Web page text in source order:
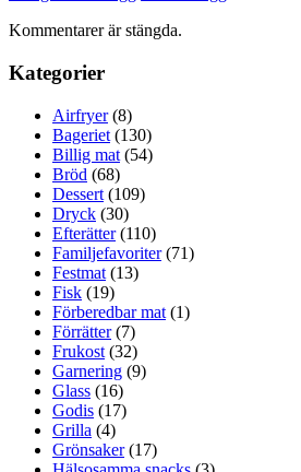
Kommentarer är stängda.
Kategorier
Airfryer(8)
Bageriet (130)
Billig mat (54)
Bröd (68)
Dessert (109)
Dryck (30)
Efterätter(110)
Familjefavoriter(71)
Festmat (13)
Fisk (19)
Förberedbar mat (1)
Förrätter(7)
Frukost (32)
Garnering (9)
Glass (16)
Godis (17)
Grilla (4)
Grönsaker(17)